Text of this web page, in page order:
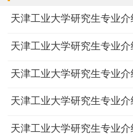
天津工业大学研究生专业
天津工业大学研究生专业
天津工业大学研究生专业
天津工业大学研究生专业介